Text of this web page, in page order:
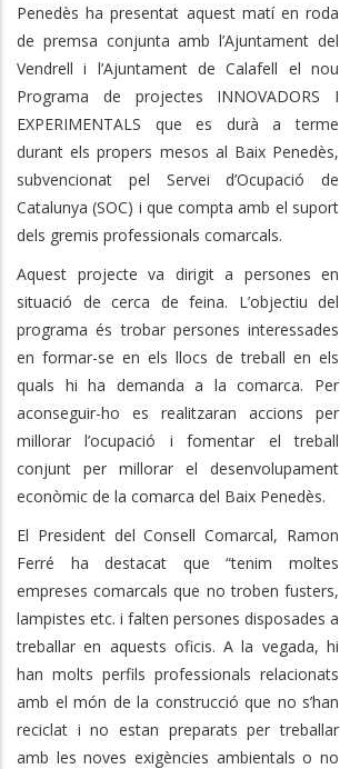
Penedès ha presentat aquest matí en roda
de premsa conjunta amb l’Ajuntament del
Vendrell i l’Ajuntament de Calafell el nou
Programa de projectes INNOVADORS I
EXPERIMENTALS que es durà a terme
durant els propers mesos al Baix Penedès,
subvencionat pel Servei d’Ocupació de
Catalunya (SOC) i que compta amb el suport
dels gremis professionals comarcals.
Aquest projecte va dirigit a persones en
situació de cerca de feina. L’objectiu del
programa és trobar persones interessades
en formar-se en els llocs de treball en els
quals hi ha demanda a la comarca. Per
aconseguir-ho es realitzaran accions per
millorar l’ocupació i fomentar el treball
conjunt per millorar el desenvolupament
econòmic de la comarca del Baix Penedès.
El President del Consell Comarcal, Ramon
Ferré ha destacat que “tenim moltes
empreses comarcals que no troben fusters,
lampistes etc. i falten persones disposades a
treballar en aquests oficis. A la vegada, hi
han molts perfils professionals relacionats
amb el món de la construcció que no s’han
reciclat i no estan preparats per treballar
amb les noves exigències ambientals o no